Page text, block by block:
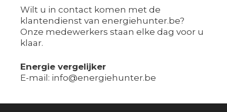
Wilt u in contact komen met de
klantendienst van energiehunter.be?
Onze medewerkers staan elke dag voor u
klaar.
Energie vergelijker
E-mail: info@energiehunter.be